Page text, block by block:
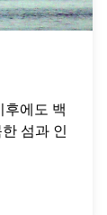
후에도 백
섬과 인